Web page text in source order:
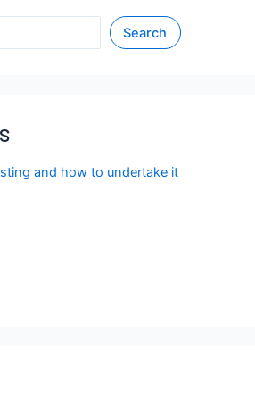
Search
and how to undertake it